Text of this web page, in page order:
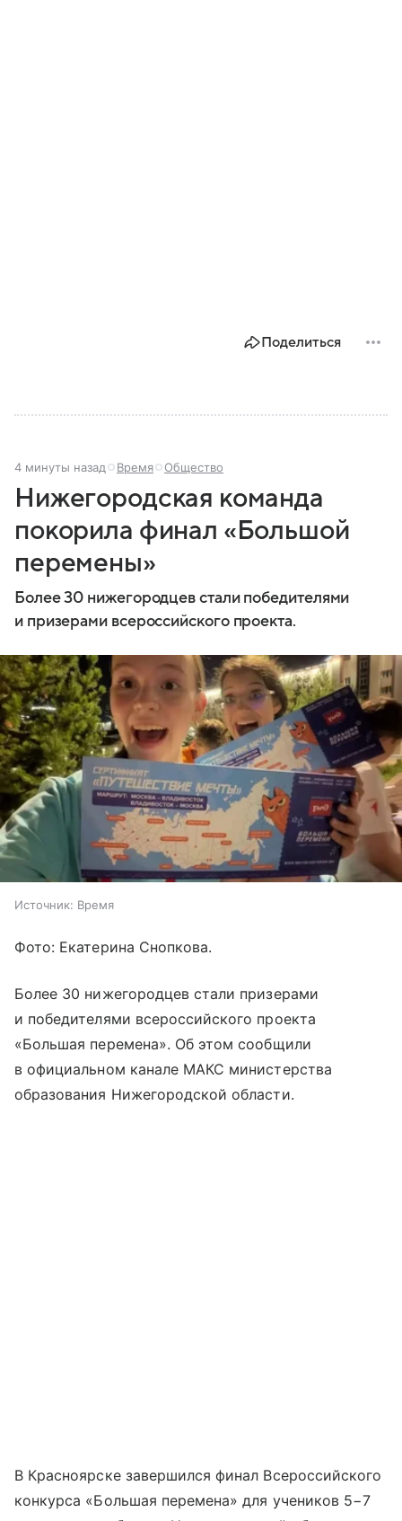
Поделиться
4 минуты назад Время Общество
Нижегородская команда
покорила финал «Большой
перемены»
Более 30 нижегородцев стали победителями
и призерами всероссийского проекта.
Источник: Время
Фото: Екатерина Снопкова.
Более 30 нижегородцев стали призерами
и победителями всероссийского проекта
«Большая перемена». Об этом сообщили
в официальном канале МАКС министерства
образования Нижегородской области.
В Красноярске завершился финал Всероссийского
конкурса «Большая перемена» для учеников 5−7